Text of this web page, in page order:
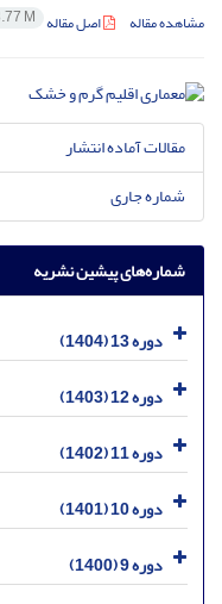
مشاهده مقاله اصل مقاله M
مقالات آماده انتشار
شماره جاری
شماره‌های پیشین نشریه
دوره 13 (1404)
دوره 12 (1403)
دوره 11 (1402)
دوره 10 (1401)
دوره 9 (1400)